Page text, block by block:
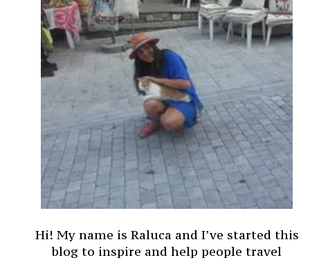
Hi! My name is Raluca and I’ve started this
blog to inspire and help people travel